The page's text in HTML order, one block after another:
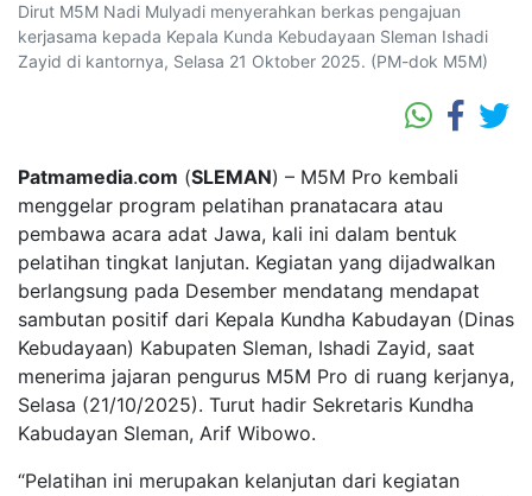
Dirut M5M Nadi Mulyadi menyerahkan berkas pengajuan
kerjasama kepada Kepala Kunda Kebudayaan Sleman Ishadi
Zayid di kantornya, Selasa 21 Oktober 2025. (PM-dok M5M)
Patmamedia.com (SLEMAN) – M5M Pro kembali
menggelar program pelatihan pranatacara atau
pembawa acara adat Jawa, kali ini dalam bentuk
pelatihan tingkat lanjutan. Kegiatan yang dijadwalkan
berlangsung pada Desember mendatang mendapat
sambutan positif dari Kepala Kundha Kabudayan (Dinas
Kebudayaan) Kabupaten Sleman, Ishadi Zayid, saat
menerima jajaran pengurus M5M Pro di ruang kerjanya,
Selasa (21/10/2025). Turut hadir Sekretaris Kundha
Kabudayan Sleman, Arif Wibowo.
“Pelatihan ini merupakan kelanjutan dari kegiatan